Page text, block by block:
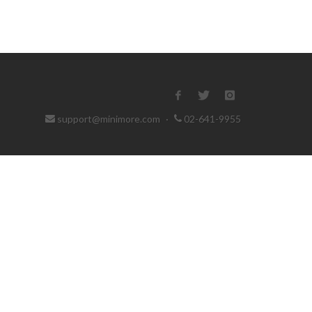
support@minimore.com · 02-641-9955